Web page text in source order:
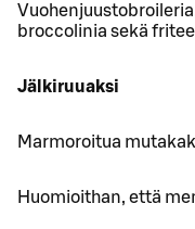
broccolinia sekä
Jälkiruuaksi
Marmoroitua
Huomioithan, että